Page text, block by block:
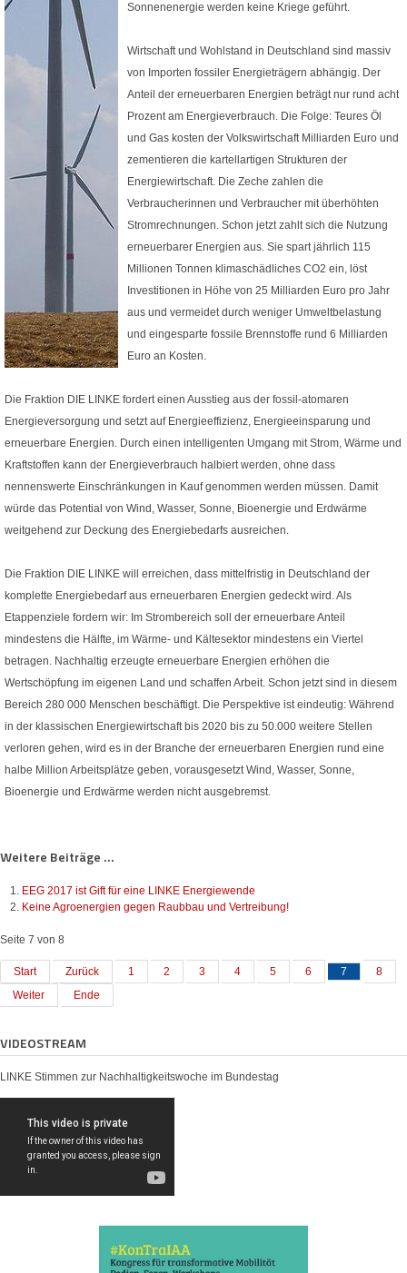
Sonnenenergie werden keine Kriege geführt.
Wirtschaft und Wohlstand in Deutschland sind massiv
von Importen fossiler Energieträgern abhängig. Der
Anteil der erneuerbaren Energien beträgt nur rund acht
Prozent am Energieverbrauch. Die Folge: Teures Öl
und Gas kosten der Volkswirtschaft Milliarden Euro und
zementieren die kartellartigen Strukturen der
Energiewirtschaft. Die Zeche zahlen die
Verbraucherinnen und Verbraucher mit überhöhten
Stromrechnungen. Schon jetzt zahlt sich die Nutzung
erneuerbarer Energien aus. Sie spart jährlich 115
Millionen Tonnen klimaschädliches CO2 ein, löst
Investitionen in Höhe von 25 Milliarden Euro pro Jahr
aus und vermeidet durch weniger Umweltbelastung
und eingesparte fossile Brennstoffe rund 6 Milliarden
Euro an Kosten.
Die Fraktion DIE LINKE fordert einen Ausstieg aus der fossil-atomaren
Energieversorgung und setzt auf Energieeffizienz, Energieeinsparung und
erneuerbare Energien. Durch einen intelligenten Umgang mit Strom, Wärme und
Kraftstoffen kann der Energieverbrauch halbiert werden, ohne dass
nennenswerte Einschränkungen in Kauf genommen werden müssen. Damit
würde das Potential von Wind, Wasser, Sonne, Bioenergie und Erdwärme
weitgehend zur Deckung des Energiebedarfs ausreichen.
Die Fraktion DIE LINKE will erreichen, dass mittelfristig in Deutschland der
komplette Energiebedarf aus erneuerbaren Energien gedeckt wird. Als
Etappenziele fordern wir: Im Strombereich soll der erneuerbare Anteil
mindestens die Hälfte, im Wärme- und Kältesektor mindestens ein Viertel
betragen. Nachhaltig erzeugte erneuerbare Energien erhöhen die
Wertschöpfung im eigenen Land und schaffen Arbeit. Schon jetzt sind in diesem
Bereich 280 000 Menschen beschäftigt. Die Perspektive ist eindeutig: Während
in der klassischen Energiewirtschaft bis 2020 bis zu 50.000 weitere Stellen
verloren gehen, wird es in der Branche der erneuerbaren Energien rund eine
halbe Million Arbeitsplätze geben, vorausgesetzt Wind, Wasser, Sonne,
Bioenergie und Erdwärme werden nicht ausgebremst.
Weitere Beiträge ...
EEG 2017 ist Gift für eine LINKE Energiewende
Keine Agroenergien gegen Raubbau und Vertreibung!
Seite 7 von 8
Start Zurück 1 2 3 4 5 6 7
8
Weiter
Ende
VIDEOSTREAM
LINKE Stimmen zur Nachhaltigkeitswoche im Bundestag